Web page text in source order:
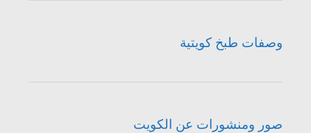
وصفات طبخ كويتية
صور ومنشورات عن الكويت